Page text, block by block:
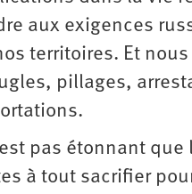
aux exigences
territoires. Et
pillages,
pas étonnant
à tout sacrifier